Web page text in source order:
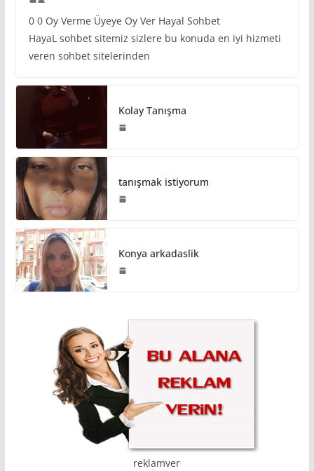
0 0 Oy Verme Üyeye Oy Ver Hayal Sohbet
HayaL sohbet sitemiz sizlere bu konuda en iyi hizmeti
veren sohbet sitelerinden
Kolay Tanışma
tanışmak istiyorum
Konya arkadaslik
reklamver